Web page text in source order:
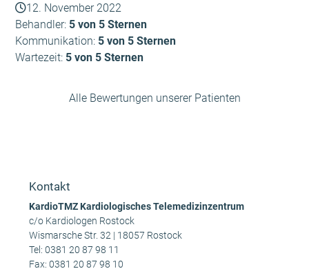
12. November 2022
Behandler: 5 von 5 Sternen
Kommunikation: 5 von 5 Sternen
Wartezeit: 5 von 5 Sternen
Alle Bewertungen unserer Patienten
Kontakt
KardioTMZ Kardiologisches Telemedizinzentrum
c/o Kardiologen Rostock
Wismarsche Str. 32 | 18057 Rostock
Tel:0381 20 87 98 11
Fax: 0381 20 87 98 10